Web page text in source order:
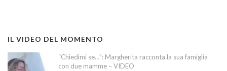
IL VIDEO DEL MOMENTO
“Chiedimi se…”: Margherita racconta la sua famiglia
con due mamme – VIDEO